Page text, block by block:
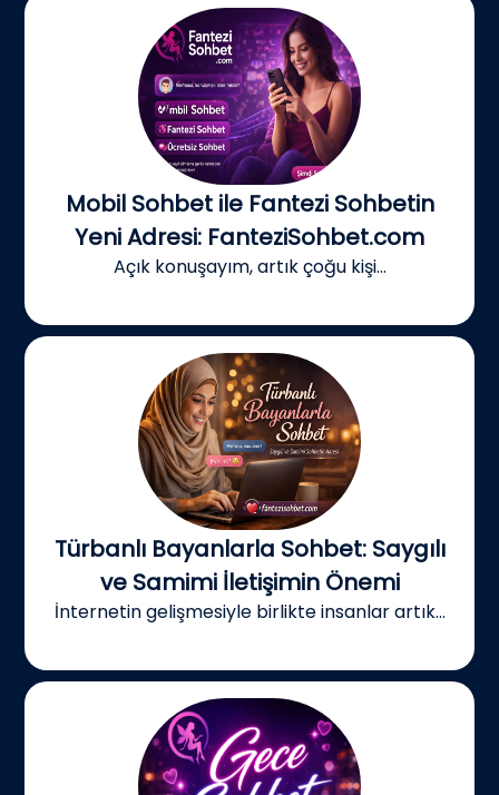
Mobil Sohbet ile Fantezi Sohbetin
Yeni Adresi: FanteziSohbet.com
Açık konuşayım, artık çoğu kişi...
Türbanlı Bayanlarla Sohbet: Saygılı
ve Samimi İletişimin Önemi
İnternetin gelişmesiyle birlikte insanlar artık...